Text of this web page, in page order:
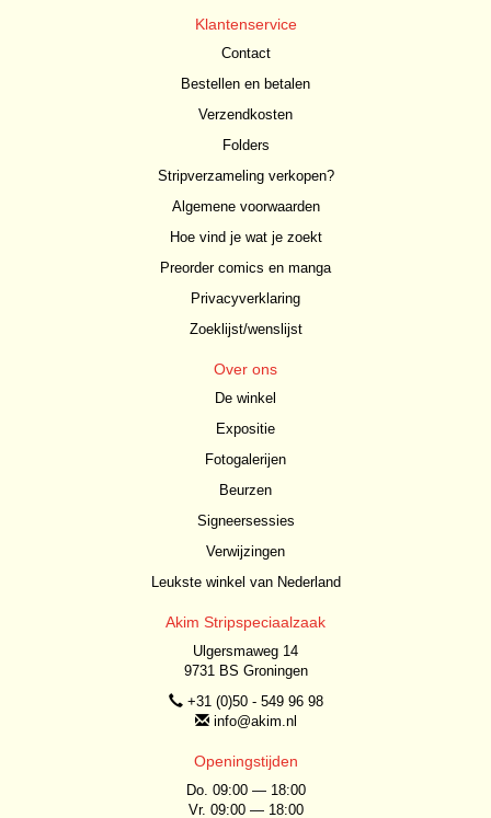
Klantenservice
Contact
Bestellen en betalen
Verzendkosten
Folders
Stripverzameling verkopen?
Algemene voorwaarden
Hoe vind je wat je zoekt
Preorder comics en manga
Privacyverklaring
Zoeklijst/wenslijst
Over ons
De winkel
Expositie
Fotogalerijen
Beurzen
Signeersessies
Verwijzingen
Leukste winkel van Nederland
Akim Stripspeciaalzaak
Ulgersmaweg 14
9731 BS Groningen
+31 (0)50 - 549 96 98
info@akim.nl
Openingstijden
Do. 09:00 — 18:00
Vr. 09:00 — 18:00